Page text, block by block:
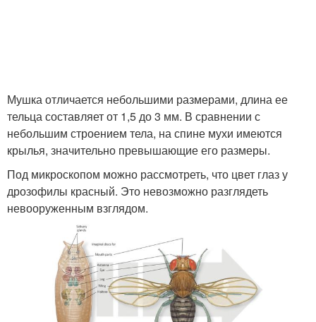
Мушка отличается небольшими размерами, длина ее
тельца составляет от 1,5 до 3 мм. В сравнении с
небольшим строением тела, на спине мухи имеются
крылья, значительно превышающие его размеры.
Под микроскопом можно рассмотреть, что цвет глаз у
дрозофилы красный. Это невозможно разглядеть
невооруженным взглядом.